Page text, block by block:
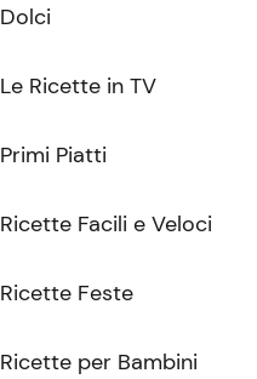
Dolci
Le Ricette in TV
Primi Piatti
Ricette Facili e Veloci
Ricette Feste
Ricette per Bambini